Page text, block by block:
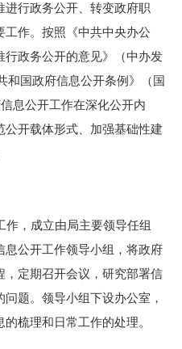
进行政务公开、转变政府职
作。按照《中共中央办公
行政务公开的意见》（中办发
和国政府信息公开条例》（国
息公开工作在深化公开内
开载体形式、加强基础性建
作，成立由局主要领导任组
公开工作领导小组，将政府
定期召开会议，研究部署信
题。领导小组下设办公室，
梳理和日常工作的处理。